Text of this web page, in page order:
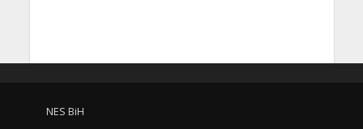
NES BiH